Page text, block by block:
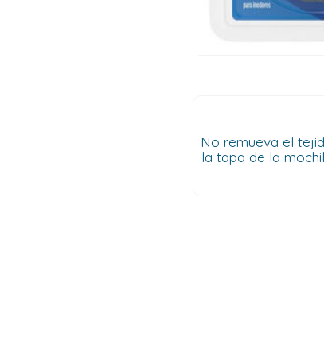
No remueva el
la tapa de la